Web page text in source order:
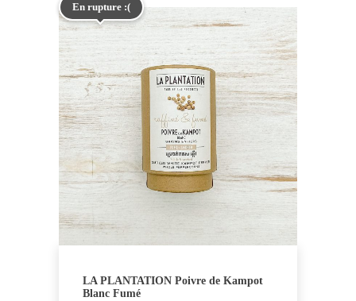
En rupture :(
LA PLANTATION Poivre de Kampot
Blanc Fumé